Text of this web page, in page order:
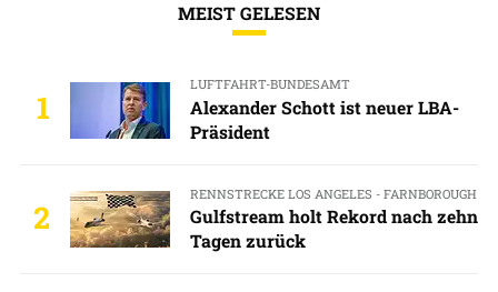
MEIST GELESEN
1
LUFTFAHRT-BUNDESAMT
Alexander Schott ist neuer LBA-
Präsident
2
RENNSTRECKE LOS ANGELES - FARNBOROUGH
Gulfstream holt Rekord nach zehn
Tagen zurück